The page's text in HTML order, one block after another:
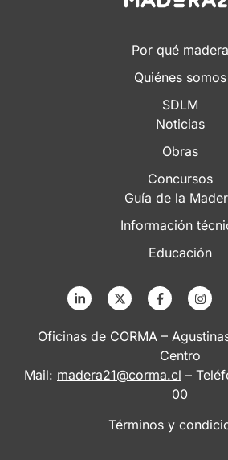
Por qué madera
Quiénes somos
SDLM
Noticias
Obras
Concursos
Guía de la
Información
Educación
Oficinas de CORMA –
Centro
Mail: madera21@corma.cl –
00
Términos y